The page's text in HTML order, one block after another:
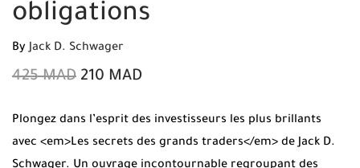
obligations
By Jack D. Schwager
425MAD 210 MAD
Plongez dans l’esprit des investisseurs les plus brillants
avec <em>Les secrets des grands traders</em> de Jack D.